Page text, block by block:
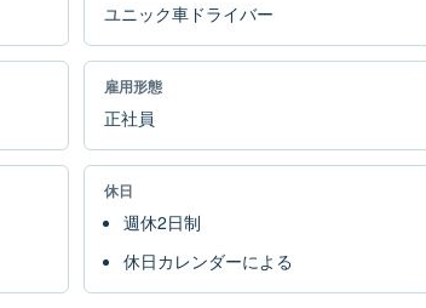
ユニック車ドライバー
雇用形態
正社員
休日
週休2日制
休日カレンダーによる